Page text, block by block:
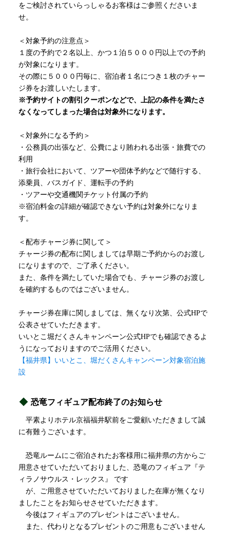
をご検討されていらっしゃるお客様はご参照くださいま
せ。
＜対象予約の注意点＞
１度の予約で２名以上、かつ１泊５０００円以上での予約
が対象になります。
その際に５０００円毎に、宿泊者１名につき１枚のチャー
ジ券をお渡しいたします。
※予約サイトの割引クーポンなどで、上記の条件を満たさ
なくなってしまった場合は対象外になります。
＜対象外になる予約＞
・公務員の出張など、公費により賄われる出張・旅費での
利用
・旅行会社において、ツアーや団体予約などで随行する、
添乗員、バスガイド、運転手の予約
・ツアーや交通機関チケット付属の予約
※宿泊料金の詳細が確認できない予約は対象外になりま
す。
＜配布チャージ券に関して＞
チャージ券の配布に関しましては早期ご予約からのお渡し
になりますので、ご了承ください。
また、条件を満たしていた場合でも、チャージ券のお渡し
を確約するものではございません。
チャージ券在庫に関しましては、無くなり次第、公式HPで
公表させていただきます。
いいとこ堀だくさんキャンペーン公式HPでも確認できるよ
うになっておりますのでご活用ください。
【福井県】いいとこ、堀だくさんキャンペーン対象宿泊施
設
恐竜フィギュア配布終了のお知らせ
平素よりホテル京福福井駅前をご愛顧いただきまして誠
に有難うございます。
恐竜ルームにご宿泊されたお客様用に福井県の方からご
用意させていただいておりました、恐竜のフィギュア『テ
ィラノサウルス・レックス』 です
が、ご用意させていただいておりました在庫が無くなり
ましたことをお知らせさせていただきます。
今後はフィギュアのプレゼントはございません。
また、代わりとなるプレゼントのご用意もございません